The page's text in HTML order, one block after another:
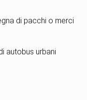
di pacchi o merci
autobus urbani